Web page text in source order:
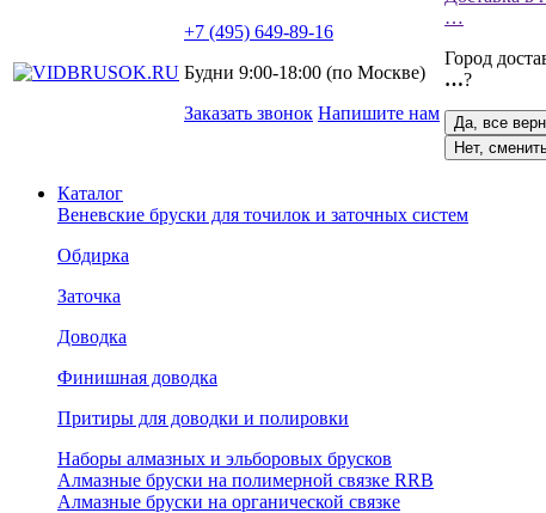
+7 (495) 649-89-16
Будни 9:00-18:00 (по Москве)
Заказать звонок Напишите нам
…
Город
…?
Да, все
Нет,
Каталог
Веневские бруски для точилок и заточных систем
Обдирка
Заточка
Доводка
Финишная доводка
Притиры для доводки и полировки
Наборы алмазных и эльборовых брусков
Алмазные бруски на полимерной связке RRB
Алмазные бруски на органической связке